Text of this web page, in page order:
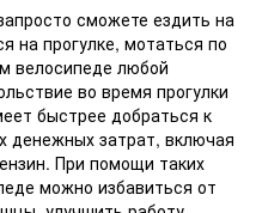
сможете ездить на
на прогулке, мотаться по
велосипеде любой
во время прогулки
быстрее добраться к
денежных затрат, включая
При помощи таких
можно избавиться от